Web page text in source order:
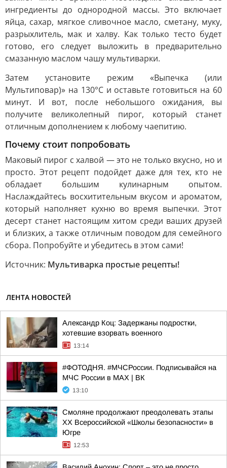
ингредиенты до однородной массы. Это включает
яйца, сахар, мягкое сливочное масло, сметану, муку,
разрыхлитель, мак и халву. Как только тесто будет
готово, его следует выложить в предварительно
смазанную маслом чашу мультиварки.
Затем установите режим «Выпечка (или
Мультиповар)» на 130°C и оставьте готовиться на 60
минут. И вот, после небольшого ожидания, вы
получите великолепный пирог, который станет
отличным дополнением к любому чаепитию.
Почему стоит попробовать
Маковый пирог с халвой — это не только вкусно, но и
просто. Этот рецепт подойдет даже для тех, кто не
обладает большим кулинарным опытом.
Наслаждайтесь восхитительным вкусом и ароматом,
который наполняет кухню во время выпечки. Этот
десерт станет настоящим хитом среди ваших друзей
и близких, а также отличным поводом для семейного
сбора. Попробуйте и убедитесь в этом сами!
Источник: Мультиварка простые рецепты!
ЛЕНТА НОВОСТЕЙ
Александр Коц: Задержаны подростки,
хотевшие взорвать военного
13:14
#ФОТОДНЯ. #МЧСРоссии. Подписывайся на
МЧС России в MAX | ВК
13:10
Смоляне продолжают преодолевать этапы
XX Всероссийской «Школы безопасности» в
Югре
12:53